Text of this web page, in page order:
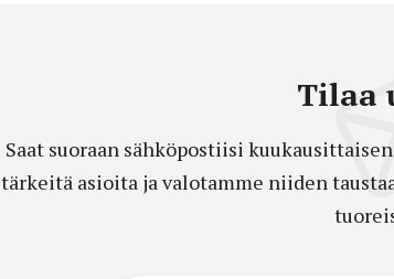
Tilaa
Saat suoraan sähköpostiisi
tärkeitä asioita ja valotamme niiden